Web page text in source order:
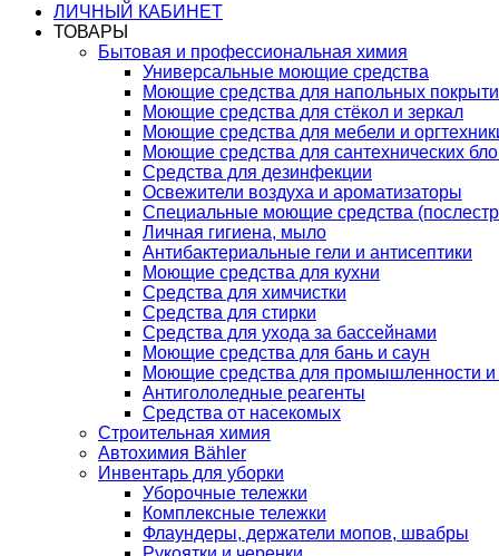
ЛИЧНЫЙ КАБИНЕТ
ТОВАРЫ
Бытовая и профессиональная химия
Универсальные моющие средства
Моющие средства для напольных
Моющие средства для стёкол и зеркал
Моющие средства для мебели и
Моющие средства для сантехнических
Средства для дезинфекции
Освежители воздуха и ароматизаторы
Специальные моющие средства
Личная гигиена, мыло
Антибактериальные гели и антисептики
Моющие средства для кухни
Средства для химчистки
Средства для стирки
Средства для ухода за бассейнами
Моющие средства для бань и саун
Моющие средства для промышленности и
Антигололедные реагенты
Средства от насекомых
Строительная химия
Автохимия Bähler
Инвентарь для уборки
Уборочные тележки
Комплексные тележки
Флаундеры, держатели мопов, швабры